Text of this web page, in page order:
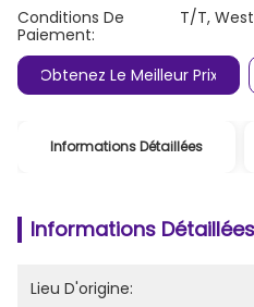
Conditions De
Paiement:
T/T,
Obtenez Le Meilleur Prix
Informations Détaillées
Informations Détaillées
Lieu D'origine: